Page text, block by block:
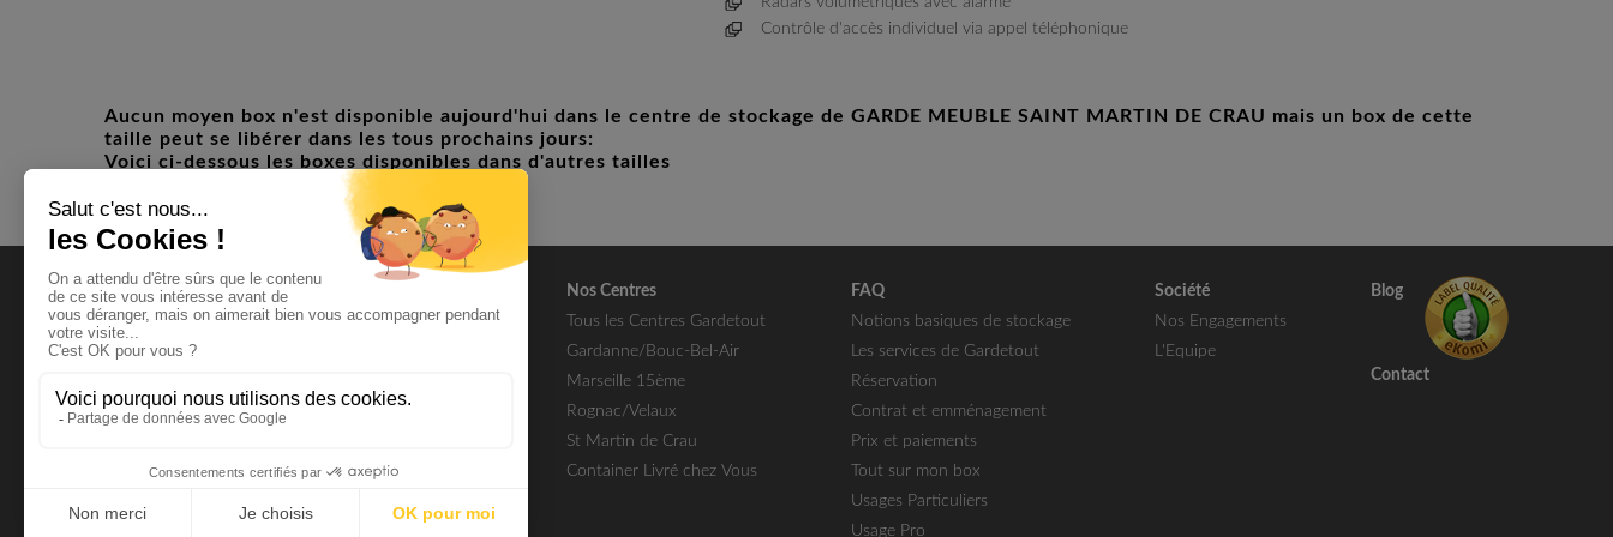
Contrôle d'accès individuel via appel téléphonique
Aucun moyen box n'est disponible aujourd'hui dans le centre de stockage de GARDE MEUBLE SAINT MARTIN DE CRAU mais un box de cette
taille peut se libérer dans les tous prochains jours:
Voici ci-dessous les boxes disponibles dans d'autres tailles
Tarifs
Comment ça marche ?
Dans un Centre Gardetout
Nos Centres
Tous les Centres Gardetout
Gardanne/Bouc-Bel-Air
Marseille 15ème
Rognac/Velaux
St Martin de Crau
Container Livré chez Vous
FAQ
Notions basiques de stockage
Les services de Gardetout
Réservation
Contrat et emménagement
Prix et paiements
Tout sur mon box
Usages Particuliers
Usage Pro
Société
Nos Engagements
L'Equipe
Blog
Contact